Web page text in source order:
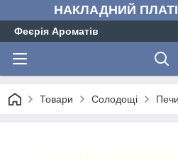
НАКЛАДНИЙ
Феєрія Ароматів
Товари Солодощі